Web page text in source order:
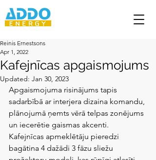
Kafejnīcas apgaismojums
Reinis Ernestsons
Apr 1, 2022
Updated: Jan 30, 2023
Apgaismojuma risinājums tapis
sadarbībā ar interjera dizaina komandu,
plānojumā ņemts vērā telpas zonējums
un iecerētie gaismas akcenti.
Kafejnīcas apmeklētāju pieredzi
bagātina 4 dažādi 3 fāzu sliežu